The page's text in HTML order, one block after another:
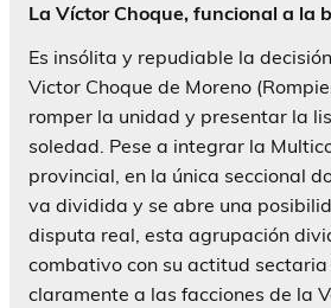
La Víctor Choque, funcional a la
Es insólita y repudiable la
Victor Choque de Moreno
romper la unidad y presentar la
soledad. Pese a integrar la
provincial, en la única seccional
va dividida y se abre una
disputa real, esta agrupación
combativo con su actitud sectaria
claramente a las facciones de la